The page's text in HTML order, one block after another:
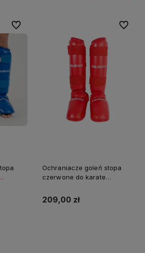
Do ulubionych
Ochraniacze goleń stopa
czerwone do karate
209,00 zł
Do